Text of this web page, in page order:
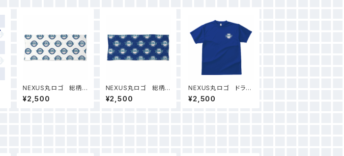
NEXUS丸ロゴ 総柄デ
ザインタオル
¥2,500
NEXUS丸ロゴ 総柄デ
ザインタオル（ブルー）
¥2,500
NEXUS丸ロゴ ドライ
Tシャツ（ジャパンブル
ー）
¥2,500